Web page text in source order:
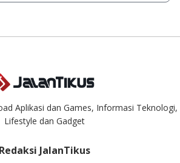
hati menjawab setiap pertanyaan yang
Aplikasi dan Games, Informasi Teknologi,
Lifestyle dan Gadget
Redaksi JalanTikus